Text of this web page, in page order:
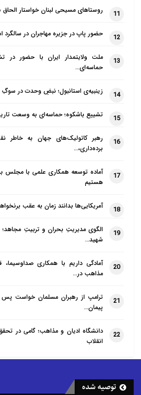
11 روستاهای مسیحی لبنان خواستار الحاق
12 حضور پاپ در جزیره مهاجران در سالگرد
13
ملت ولایتمدار ایران با حضور در
حماسه‌ای…
14 زینبیه‌ی استانبول؛ نبضِ وحدت در
15 تشییع باشکوه؛ حماسه‌ای به وسعت
16
رهبر کاتولیک‌های جهان به خاطر
برده‌داری،…
17
آماده توسعه همکاری علمی با مجلس
هستیم
18 آمریکایی‌ها بدانند زمان به عقب
19
الگوی مدیریتِ بحران و تربیتِ مجاهد؛
شهید…
20
آمادگی داریم با همکاری
مذاهب در…
21
ترامپ از رهبران مسلمان خواست پس
پیمان…
22
دانشگاه ادیان و مذاهب؛ گامی در
انقلاب
توصیه شده